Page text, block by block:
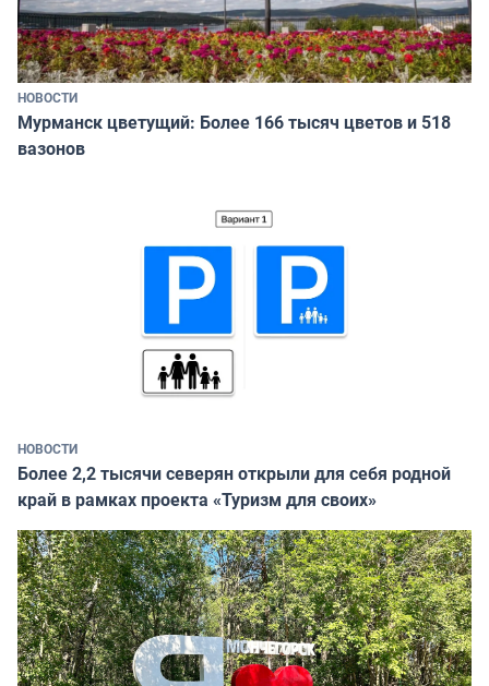
НОВОСТИ
Мурманск цветущий: Более 166 тысяч цветов и 518
вазонов
НОВОСТИ
Более 2,2 тысячи северян открыли для себя родной
край в рамках проекта «Туризм для своих»